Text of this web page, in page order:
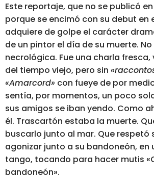
Este reportaje, que no se publicó
porque se encimó con su debut en
adquiere de golpe el carácter
de un pintor el día de su muerte. No
necrológica. Fue una charla
del tiempo viejo, pero sin
«Amarcord» con fueye de por
sentía, por momentos, un poco
sus amigos se iban yendo. Como
él. Trascartón estaba la muerte.
buscarlo junto al mar. Que respetó
agonizar junto a su bandoneón, en
tango, tocando para hacer mutis
bandoneón».